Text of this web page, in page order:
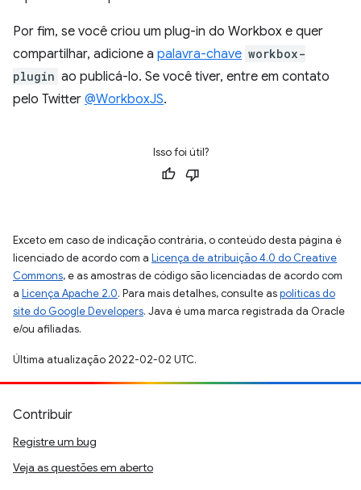
Por fim, se você criou um plug-in do Workbox e quer
compartilhar, adicione a palavra-chave workbox-
plugin ao publicá-lo. Se você tiver, entre em contato
pelo Twitter @WorkboxJS.
Isso foi útil?
Exceto em caso de indicação contrária, o conteúdo desta página é
licenciado de acordo com a Licença de atribuição 4.0 do Creative
Commons, e as amostras de código são licenciadas de acordo com
a Licença Apache 2.0. Para mais detalhes, consulte aspolíticas do
site do Google Developers. Java é uma marca registrada da Oracle
e/ou afiliadas.
Última atualização 2022-02-02 UTC.
Contribuir
Registre um bug
Veja as questões em aberto